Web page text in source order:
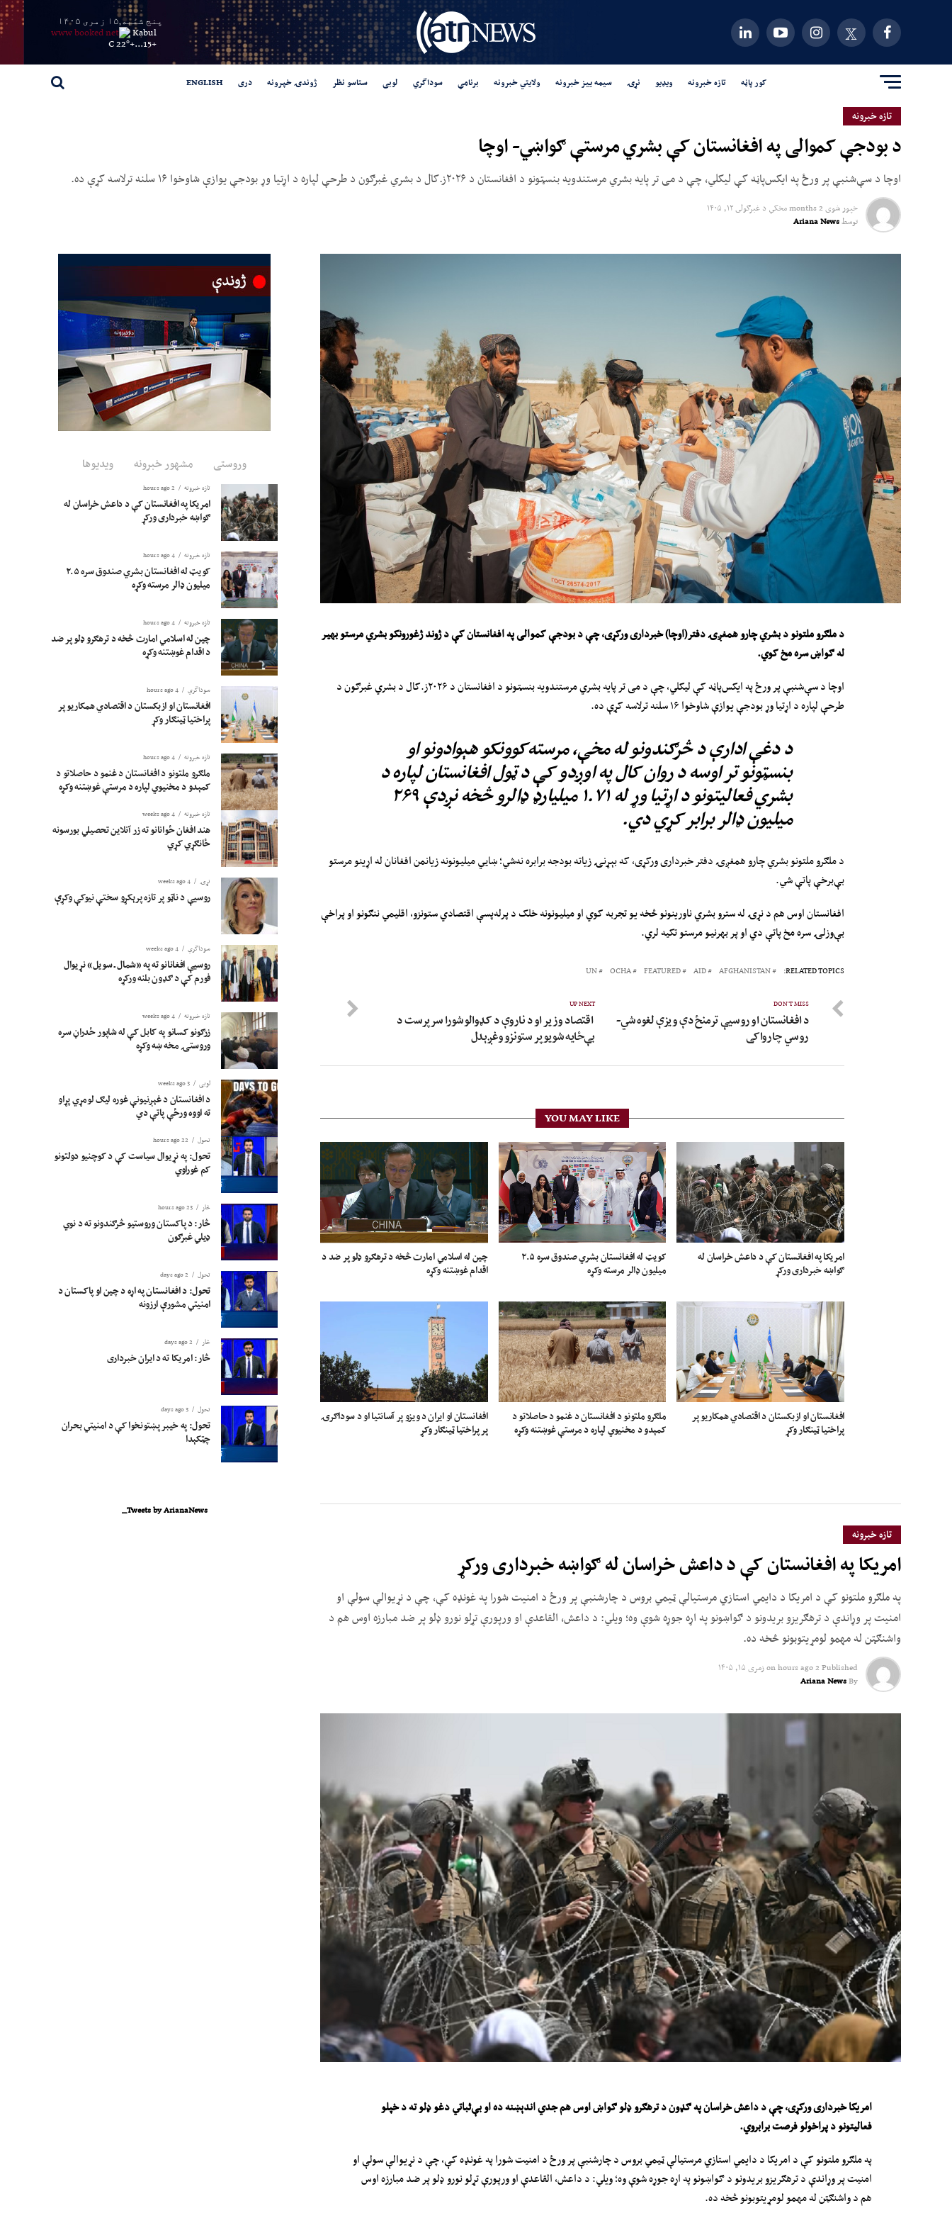
پنج شنبه,۱۵ زمری ۱۴۰۵
Kabul
+
15...
+
22° C
کور پاڼه تازه خبرونه ویډیو نړۍ سیمه ییز خبرونه ولایتي خبرونه برنامې سوداگري لوبی ستاسو نظر ژوندۍ خپرونه دری ENGLISH
تازه خبرونه
د بودجې کموالی په افغانستان کې بشري مرستې ګواښي- اوچا
اوچا د سې‌شنبې پر ورځ په ایکس‌پاڼه کې لیکلي، چې د می تر پایه بشري مرستندویه بنسټونو د افغانستان د ۲۰۲۶ز.کال د بشري غبرګون د طرحې لپاره د اړتیا وړ بودجې یوازې شاوخوا ۱۶ سلنه ترلاسه کړې ده.
خپور شوی 2 months مخکي د غبرګولى ۱۲, ۱۴۰۵
توسطAriana News
د ملګرو ملتونو د بشري چارو همغږۍ دفتر(اوچا) خبرداری ورکړی، چې د بودجې کموالی په افغانستان کې د ژوند ژغورونکو بشري مرستو بهیر
له ګواښ سره مخ کوي.
اوچا د سې‌شنبې پر ورځ په ایکس‌پاڼه کې لیکلي، چې د می تر پایه بشري مرستندویه بنسټونو د افغانستان د ۲۰۲۶ز.کال د بشري غبرګون د
طرحې لپاره د اړتیا وړ بودجې یوازې شاوخوا ۱۶ سلنه ترلاسه کړې ده.
د دغې ادارې د څرګندونو له مخې، مرسته‌کوونکو هېوادونو او
بنسټونو تر اوسه د روان کال په اوږدو کې د ټول افغانستان لپاره د
بشري فعالیتونو د اړتیا وړ له ۱.۷۱ میلیارډ ډالرو څخه نږدې ۲۶۹
میلیون ډالر برابر کړي دي.
د ملګرو ملتونو بشري چارو همغږۍ دفتر خبرداری ورکړی، که بېړنۍ زیاته بودجه برابره نه‌شي؛ ښايي میلیونونه زیانمن افغانان له اړینو مرستو
بې‌برخې پاتې شي.
افغانستان اوس هم د نړۍ له سترو بشري ناورینونو څخه یو تجربه کوي او میلیونونه خلک د پرله‌پسې اقتصادي ستونزو، اقلیمي ننګونو او پراخې
بې‌وزلۍ سره مخ پاتې دي او پر بهرنیو مرستو تکیه لري.
RELATED TOPICS:
AFGHANISTAN
AID
FEATURED
OCHA
UN
UP NEXT
اقتصاد وزیر او د ناروې د کډوالو شورا سرپرست د
بې‌ځایه شویو پر ستونزو وغږېدل
DON'T MISS
د افغانستان او روسیې ترمنځ دې ویزې لغوه شي-
روسي چارواکی
YOU MAY LIKE
امریکا په افغانستان کې د داعش خراسان له
ګواښه خبرداری ورکړ
کویټ له افغانستان بشري صندوق سره ۲.۵
میلیون ډالر مرسته وکړه
چین له اسلامي امارت څخه د ترهګرو ډلو پر ضد د
اقدام غوښتنه وکړه
افغانستان او ازبکستان د اقتصادي همکاریو پر
پراختیا ټینګار وکړ
ملګرو ملتونو د افغانستان د غنمو د حاصلاتو د
کمېدو د مخنیوي لپاره د مرستې غوښتنه وکړه
افغانستان او ایران د ویزو پر آسانتیا او د سوداګرۍ
پر پراختیا ټینګار وکړ
تازه خبرونه
امریکا په افغانستان کې د داعش خراسان له ګواښه خبرداری ورکړ
په ملګرو ملتونو کې د امریکا د دایمي استازي مرستیالې ټیمي بروس د چارشنبې پر ورځ د امنیت شورا په غونډه کې، چې د نړیوالې سولې او
امنیت پر وړاندې د ترهګریزو بریدونو د ګواښونو په اړه جوړه شوې وه؛ ویلي: د داعش، القاعدې او ورپورې تړلو نورو ډلو پر ضد مبارزه اوس هم د
واشنګټن له مهمو لومړیتوبونو څخه ده.
Published
2 hours ago
onزمری ۱۵, ۱۴۰۵
By
Ariana News
امریکاخبرداری ورکړی، چې د داعش خراسان په ګډون د ترهګرو ډلو ګواښ اوسهم جدي اندېښنه ده او بې‌ثباتي دغو ډلو ته د خپلو
فعالیتونو د پراخولو فرصت برابروي.
په ملګرو ملتونو کې د امریکا د دایمي استازي مرستیالې ټیمي بروس د چارشنبې پر ورځ د امنیت شورا په غونډه کې، چې د نړیوالې سولې او
امنیت پر وړاندې د ترهګریزو بریدونو د ګواښونو په اړه جوړه شوې وه؛ ویلي: د داعش، القاعدې او ورپورې تړلو نورو ډلو پر ضد مبارزه اوس
هم د واشنګټن له مهمو لومړیتوبونو څخه ده.
وروستی مشهور خبرونه ویدیوها
تازه خبرونه 2 hours ago
امریکا په افغانستان کې د داعش خراسان له
ګواښه خبرداری ورکړ
تازه خبرونه 4 hours ago
کویټ له افغانستان بشري صندوق سره ۲.۵
میلیون ډالر مرسته وکړه
تازه خبرونه 4 hours ago
چین له اسلامي امارت څخه د ترهګرو ډلو پر ضد
د اقدام غوښتنه وکړه
سوداگري 4 hours ago
افغانستان او ازبکستان د اقتصادي همکاریو پر
پراختیا ټینګار وکړ
تازه خبرونه 4 hours ago
ملګرو ملتونو د افغانستان د غنمو د حاصلاتو د
کمېدو د مخنیوي لپاره د مرستې غوښتنه وکړه
تازه خبرونه 4 weeks ago
هند افغان ځوانانو ته زر آنلاین تحصیلي بورسونه
ځانګړي کړي
نړۍ 4 weeks ago
روسیې د ناټو پر تازه پرېکړو سختې نیوکې وکړې
سوداگري 4 weeks ago
روسیې افغانانو ته په «شمال ـ سویل» نړیوال
فورم کې د ګډون بلنه ورکړه
تازه خبرونه 4 weeks ago
زرګونو کسانو په کابل کې له شاپور ځدراڼ سره
وروستۍ مخه ښه وکړه
لوبی 3 weeks ago
د افغانستان د غېږنیونې غوره لیګ لومړي پړاو
ته اووه ورځې پاتې دي
تحول 22 hours ago
تحول: په نړیوال سیاست کې د کوچنیو دولتونو
کم غوراوي
څار 23 hours ago
څار: د پاکستان وروستیو څرګندونو ته د نوي
ډیلي غبرګون
تحول 2 days ago
تحول: د افغانستان په اړه د چین او پاکستان د
امنیتي مشورې ارزونه
څار 2 days ago
څار: امریکا ته د ایران خبرداری
تحول 3 days ago
تحول: په خیبر پښتونخوا کې د امنیتي بحران
چټکېدا
Tweets by ArianaNews_